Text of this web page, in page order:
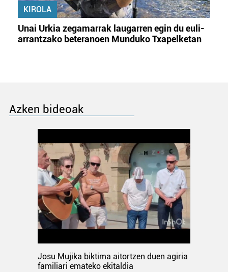
KIROLA
Unai Urkia zegamarrak laugarren egin du euli-
arrantzako beteranoen Munduko Txapelketan
Azken bideoak
Josu Mujika biktima aitortzen duen agiria
familiari emateko ekitaldia